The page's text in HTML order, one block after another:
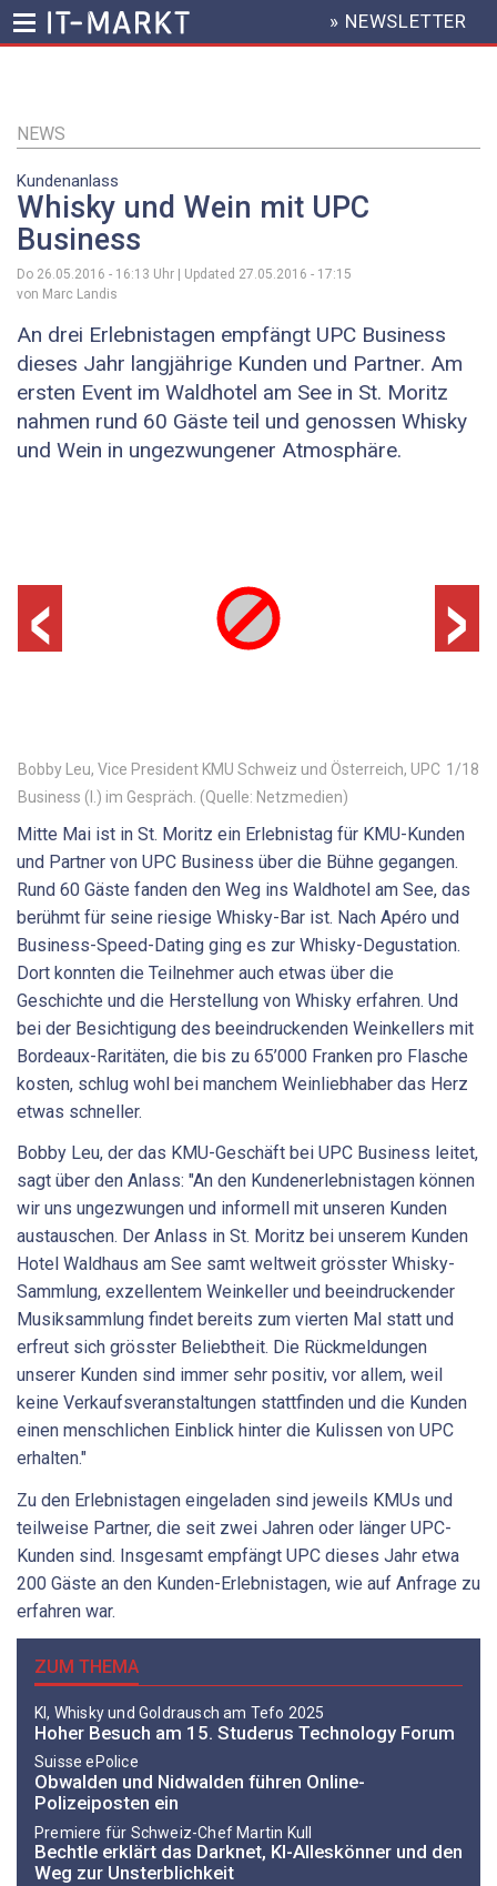
Inhalt
HEADER
MENU
» NEWSLETTER
NEWS
Kundenanlass
Whisky und Wein mit UPC
Business
Do 26.05.2016 - 16:13 Uhr | Updated 27.05.2016 - 17:15
von Marc Landis
An drei Erlebnistagen empfängt UPC Business
dieses Jahr langjährige Kunden und Partner. Am
ersten Event im Waldhotel am See in St. Moritz
nahmen rund 60 Gäste teil und genossen Whisky
und Wein in ungezwungener Atmosphäre.
‹ ›
1 /18
Bobby Leu, Vice President KMU Schweiz und Österreich, UPC
Business (l.) im Gespräch. (Quelle: Netzmedien)
Mitte Mai ist in St. Moritz ein Erlebnistag für KMU-Kunden
und Partner von UPC Business über die Bühne gegangen.
Rund 60 Gäste fanden den Weg ins Waldhotel am See, das
berühmt für seine riesige Whisky-Bar ist. Nach Apéro und
Business-Speed-Dating ging es zur Whisky-Degustation.
Dort konnten die Teilnehmer auch etwas über die
Geschichte und die Herstellung von Whisky erfahren. Und
bei der Besichtigung des beeindruckenden Weinkellers mit
Bordeaux-Raritäten, die bis zu 65’000 Franken pro Flasche
kosten, schlug wohl bei manchem Weinliebhaber das Herz
etwas schneller.
Bobby Leu, der das KMU-Geschäft bei UPC Business leitet,
sagt über den Anlass: "An den Kundenerlebnistagen können
wir uns ungezwungen und informell mit unseren Kunden
austauschen. Der Anlass in St. Moritz bei unserem Kunden
Hotel Waldhaus am See samt weltweit grösster Whisky-
Sammlung, exzellentem Weinkeller und beeindruckender
Musiksammlung findet bereits zum vierten Mal statt und
erfreut sich grösster Beliebtheit. Die Rückmeldungen
unserer Kunden sind immer sehr positiv, vor allem, weil
keine Verkaufsveranstaltungen stattfinden und die Kunden
einen menschlichen Einblick hinter die Kulissen von UPC
erhalten."
Zu den Erlebnistagen eingeladen sind jeweils KMUs und
teilweise Partner, die seit zwei Jahren oder länger UPC-
Kunden sind. Insgesamt empfängt UPC dieses Jahr etwa
200 Gäste an den Kunden-Erlebnistagen, wie auf Anfrage zu
erfahren war.
ZUM THEMA
KI, Whisky und Goldrausch am Tefo 2025
Hoher Besuch am 15. Studerus Technology Forum
Suisse ePolice
Obwalden und Nidwalden führen Online-
Polizeiposten ein
Premiere für Schweiz-Chef Martin Kull
Bechtle erklärt das Darknet, KI-Alleskönner und den
Weg zur Unsterblichkeit